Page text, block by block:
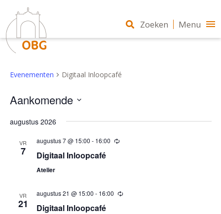
Evenementen Digitaal Inloopcafé
Aankomende
een
augustus 2026
VR
7
augustus 7 @ 15:00 - 16:00 Terugkerend
Digitaal Inloopcafé
Atelier
VR
21
augustus 21 @ 15:00 - 16:00 Terugkerend
Digitaal Inloopcafé
Zoeken Menu